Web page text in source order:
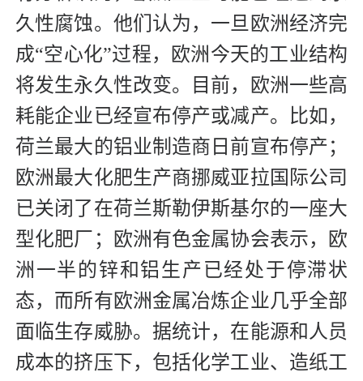
久性腐蚀。他们认为，一旦欧洲经济完
成“空心化”过程，欧洲今天的工业结构
将发生永久性改变。目前，欧洲一些高
耗能企业已经宣布停产或减产。比如，
荷兰最大的铝业制造商日前宣布停产；
欧洲最大化肥生产商挪威亚拉国际公司
已关闭了在荷兰斯勒伊斯基尔的一座大
型化肥厂；欧洲有色金属协会表示，欧
洲一半的锌和铝生产已经处于停滞状
态，而所有欧洲金属冶炼企业几乎全部
面临生存威胁。据统计，在能源和人员
成本的挤压下，包括化学工业、造纸工